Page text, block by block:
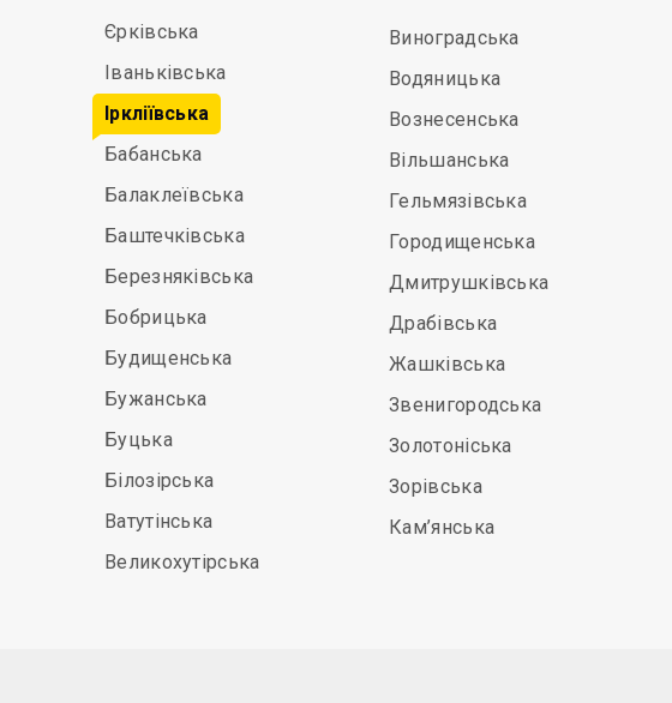
Єрківська
Іваньківська
Іркліївська
Бабанська
Балаклеївська
Баштечківська
Березняківська
Бобрицька
Будищенська
Бужанська
Буцька
Білозірська
Ватутінська
Великохутірська
Виноградська
Водяницька
Вознесенська
Вільшанська
Гельмязівська
Городищенська
Дмитрушківська
Драбівська
Жашківська
Звенигородська
Золотоніська
Зорівська
Кам’янська